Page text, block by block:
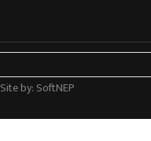
Site by: SoftNEP